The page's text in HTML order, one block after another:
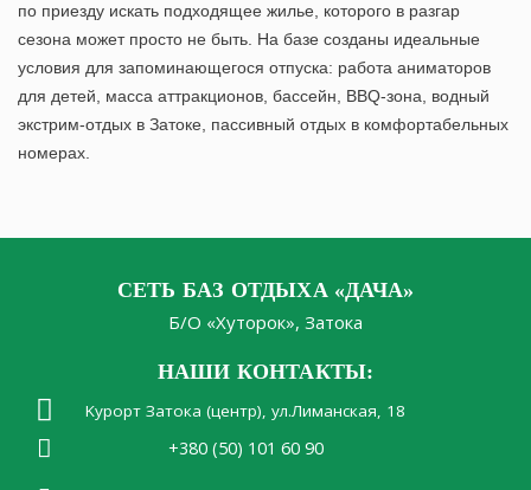
по приезду искать подходящее жилье, которого в разгар
сезона может просто не быть. На базе созданы идеальные
условия для запоминающегося отпуска: работа аниматоров
для детей, масса аттракционов, бассейн, BBQ-зона, водный
экстрим-отдых в Затоке, пассивный отдых в комфортабельных
номерах.
СЕТЬ БАЗ ОТДЫХА «ДАЧА»
Б/О «Хуторок», Затока
НАШИ КОНТАКТЫ:
Kурорт Затока (центр), ул.Лиманская, 18
+380 (50) 101 60 90